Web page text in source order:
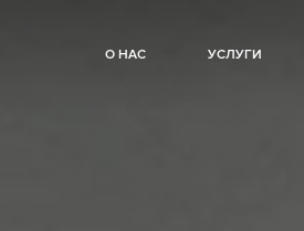
О НАС УСЛУГИ